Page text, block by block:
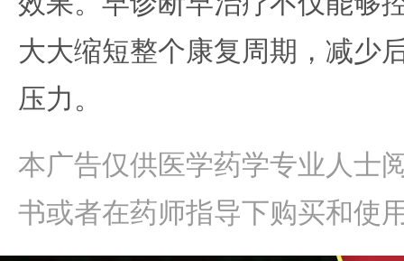
大大缩短整个康复周期，减少
压力。
本广告仅供医学药学专业人士
书或者在药师指导下购买和使